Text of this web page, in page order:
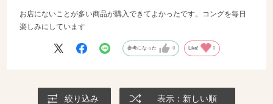
お店にないことが多い商品が購入できてよかったです。コングを毎日
楽しみにしています
参考になった 0 Like! 0
絞り込み 表示：新しい順